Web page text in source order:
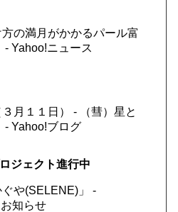
の満月がかかるパール富
- Yahoo!ニュース
月１１日） - （彗）星と
- Yahoo!ブログ
ジェクト進行中
や(SELENE)」 -
知らせ